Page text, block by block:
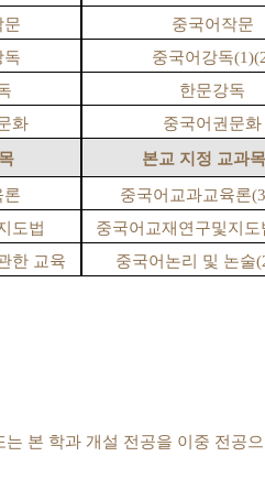
문
중국어작문
독 중국어강독
한문강독
화
중국어권문화
본교 지정 교과
론 중국어교과교육론
도법
중국어교재연구및지도
한 교육 중국어논리 및 논술
는 본 학과 개설 전공을 이중 전공